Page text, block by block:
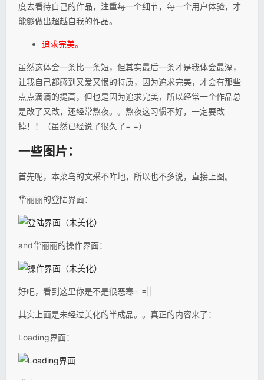
度去看待自己的作品，注重每一个细节，每一个用户体验，才
能够做出超越自我的作品。
追求完美。
虽然这体会一条比一条短，但其实最后一条才是我体会最深，
让我自己都感到又爱又恨的特质，因为追求完美，才会有那些
点点滴滴的提高，但也是因为追求完美，所以经常一个作品总
是改了又改，还经常熬夜。。熬夜这习惯不好，一定要改
掉！！（虽然已经说了很久了= =）
一些图片：
首先呢，本菜鸟的文采不咋地，所以也不多说，直接上图。
华丽丽的登陆界面：
and华丽丽的操作界面：
好吧，看到这里你是不是很恶寒= =||
其实上面是未经过美化的半成品。。真正的内容来了：
Loading界面：